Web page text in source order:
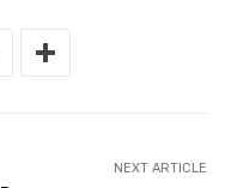
NEXT ARTICLE